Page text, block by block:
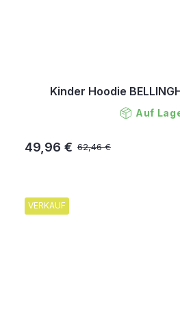
Kinder Hoodie
Auf
62,46 €
49,96 €
VERKAUF